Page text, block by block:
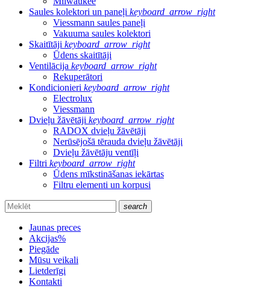
Saules kolektori un paneļi keyboard_arrow_right
Viessmann saules paneļi
Vakuuma saules kolektori
Skaitītāji keyboard_arrow_right
Ūdens skaitītāji
Ventilācija keyboard_arrow_right
Rekuperātori
Kondicionieri keyboard_arrow_right
Electrolux
Viessmann
Dvieļu žāvētāji keyboard_arrow_right
RADOX dvieļu žāvētāji
Nerūsējošā tērauda dvieļu žāvētāji
Dvieļu žāvētāju ventīļi
Filtri keyboard_arrow_right
Ūdens mīkstināšanas iekārtas
Filtru elementi un korpusi
search
Jaunas preces
Akcijas%
Piegāde
Mūsu veikali
Lietderīgi
Kontakti